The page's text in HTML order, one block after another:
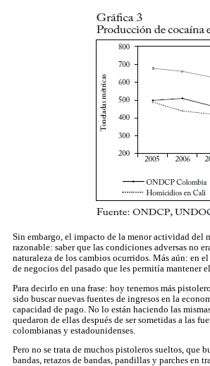
Sin embargo, el impacto de la menor actividad
razonable: saber que las condiciones adversas no
naturaleza de los cambios ocurridos. Más aún: en
de negocios del pasado que les permitía
Para decirlo en una frase: hoy tenemos más
sido buscar nuevas fuentes de ingresos en la
capacidad de pago. No lo están haciendo las
quedaron de ellas después de ser sometidas a las
colombianas y estadounidenses.
Pero no se trata de muchos pistoleros sueltos, que
bandas, retazos de bandas, pandillas y parches en